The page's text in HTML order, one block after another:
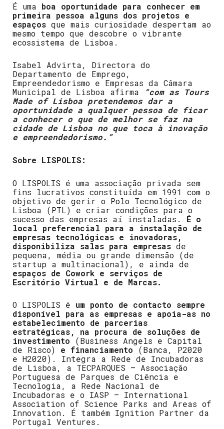
É uma boa oportunidade para conhecer em
primeira pessoa alguns dos projetos e
espaços que mais curiosidade despertam ao
mesmo tempo que descobre o vibrante
ecossistema de Lisboa.
Isabel Advirta, Directora do
Departamento de Emprego,
Empreendedorismo e Empresas da Câmara
Municipal de Lisboa afirma
“com as Tours
Made of Lisboa pretendemos dar a
oportunidade a qualquer pessoa de ficar
a conhecer o que de melhor se faz na
cidade de Lisboa no que toca à inovação
e empreendedorismo.”
Sobre LISPOLIS:
O LISPOLIS é uma associação privada sem
fins lucrativos constituída em 1991 com o
objetivo de gerir o Polo Tecnológico de
Lisboa (PTL) e criar condições para o
sucesso das empresas aí instaladas. É o
local preferencial para a instalação de
empresas tecnológicas e inovadoras,
disponibiliza salas para empresas de
pequena, média ou grande dimensão (de
startup a multinacional), e ainda de
espaços de Cowork e serviços de
Escritório Virtual e de Marcas.
O LISPOLIS é um ponto de contacto sempre
disponível para as empresas e apoia-as no
estabelecimento de parcerias
estratégicas, na procura de soluções de
investimento (Business Angels e Capital
de Risco) e financiamento (Banca, P2020
e H2020). Integra a Rede de Incubadoras
de Lisboa, a TECPARQUES – Associação
Portuguesa de Parques de Ciência e
Tecnologia, a Rede Nacional de
Incubadoras e o IASP – International
Association of Science Parks and Areas of
Innovation. É também Ignition Partner da
Portugal Ventures.